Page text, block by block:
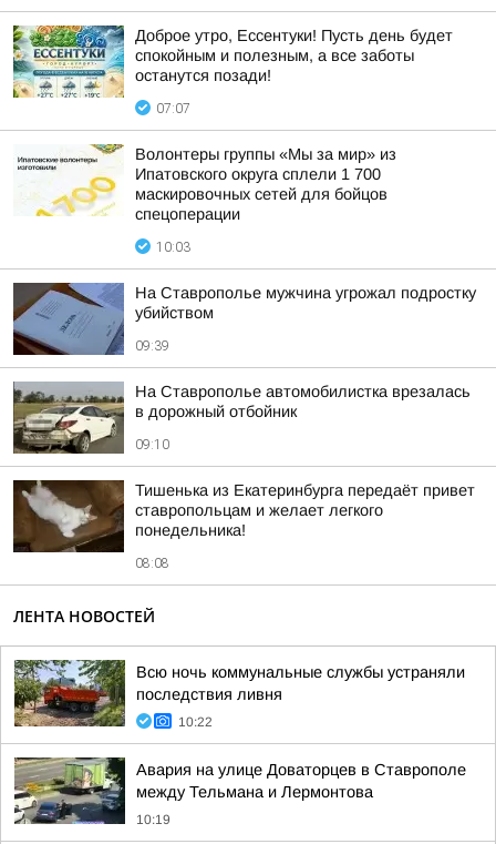
Доброе утро, Ессентуки! Пусть день будет
спокойным и полезным, а все заботы
останутся позади!
07:07
Волонтеры группы «Мы за мир» из
Ипатовского округа сплели 1 700
маскировочных сетей для бойцов
спецоперации
10:03
На Ставрополье мужчина угрожал подростку
убийством
09:39
На Ставрополье автомобилистка врезалась
в дорожный отбойник
09:10
Тишенька из Екатеринбурга передаёт привет
ставропольцам и желает легкого
понедельника!
08:08
ЛЕНТА НОВОСТЕЙ
Всю ночь коммунальные службы устраняли
последствия ливня
10:22
Авария на улице Доваторцев в Ставрополе
между Тельмана и Лермонтова
10:19